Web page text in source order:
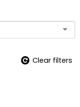
Clear filters